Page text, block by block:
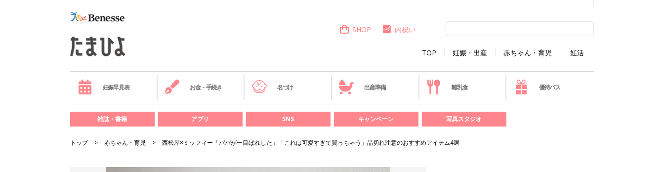
TOP 妊娠・出産 赤ちゃん・育児 妊活
SHOP 内祝い
妊娠早見表 お金・手続き 名づけ 出産準備 離乳食 優待パス
雑誌・書籍 アプリ SNS キャンペーン 写真スタジオ
トップ 赤ちゃん・育児 西松屋×ミッフィー「パパが一目ぼれした」「これは可愛すぎて買っちゃう」品切れ注意のおすすめアイテム4選